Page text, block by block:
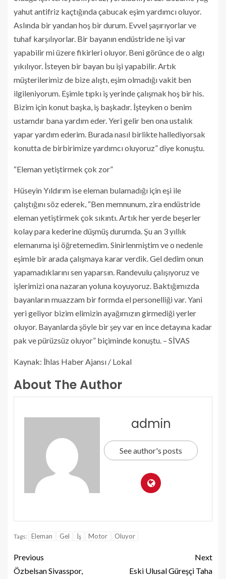
yahut antifriz kaçtığında çabucak eşim yardımcı oluyor.
Aslında bir yandan hoş bir durum. Evvel şaşırıyorlar ve
tuhaf karşılıyorlar. Bir bayanın endüstride ne işi var
yapabilir mi üzere fikirleri oluyor. Beni görünce de o algı
yıkılıyor. İsteyen bir bayan bu işi yapabilir. Artık
müşterilerimiz de bize alıştı, eşim olmadığı vakit ben
ilgileniyorum. Eşimle tıpkı iş yerinde çalışmak hoş bir his.
Bizim için konut başka, iş başkadır. İşteyken o benim
ustamdır bana yardım eder. Yeri gelir ben ona ustalık
yapar yardım ederim. Burada nasıl birlikte hallediyorsak
konutta de birbirimize yardımcı oluyoruz” diye konuştu.
“Eleman yetiştirmek çok zor”
Hüseyin Yıldırım ise eleman bulamadığı için eşi ile
çalıştığını söz ederek, “Ben memnunum, zira endüstride
eleman yetiştirmek çok sıkıntı. Artık her yerde beşerler
kolay para kederine düşmüş durumda. Şu an 3 yıllık
elemanıma işi öğretemedim. Sinirlenmiştim ve o nedenle
eşimle bir arada çalışmaya karar verdik. Gel dedim onun
yapamadıklarını sen yaparsın. Randevulu çalışıyoruz ve
işlerimizi ona nazaran yoluna koyuyoruz. Baktığımızda
bayanların muazzam bir formda el personelliği var. Yani
yeri geliyor bizim elimizin ayağımızın girmediği yerler
oluyor. Bayanlarda şöyle bir şey var en ince detayına kadar
pak ve pürüzsüz oluyor” biçiminde konuştu. – SİVAS
Kaynak: İhlas Haber Ajansı / Lokal
About The Author
admin
See author's posts
Tags: Eleman Gel İş Motor Oluyor
Previous
Özbelsan Sivasspor,
Next
Eski Ulusal Güreşçi Taha